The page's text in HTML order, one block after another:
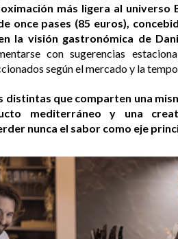
más ligera al universo
once pases (85 euros),
la visión gastronómica de
con sugerencias
según el mercado y la
distintas que comparten una
mediterráneo y una
nunca el sabor como eje